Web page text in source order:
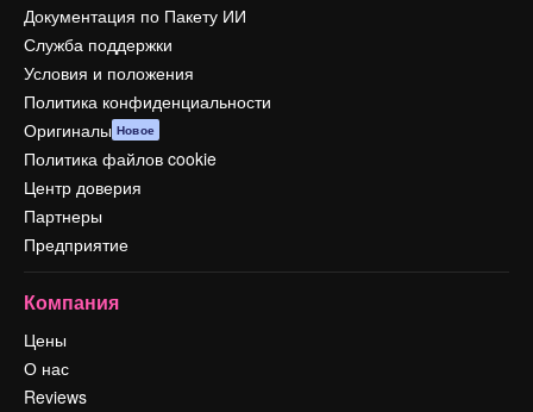
Документация по Пакету ИИ
Служба поддержки
Условия и положения
Политика конфиденциальности
Оригиналы Новое
Политика файлов cookie
Центр доверия
Партнеры
Предприятие
Компания
Цены
О нас
Reviews